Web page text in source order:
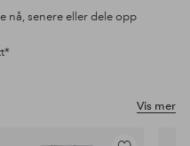
nå, senere eller dele opp
Vis mer